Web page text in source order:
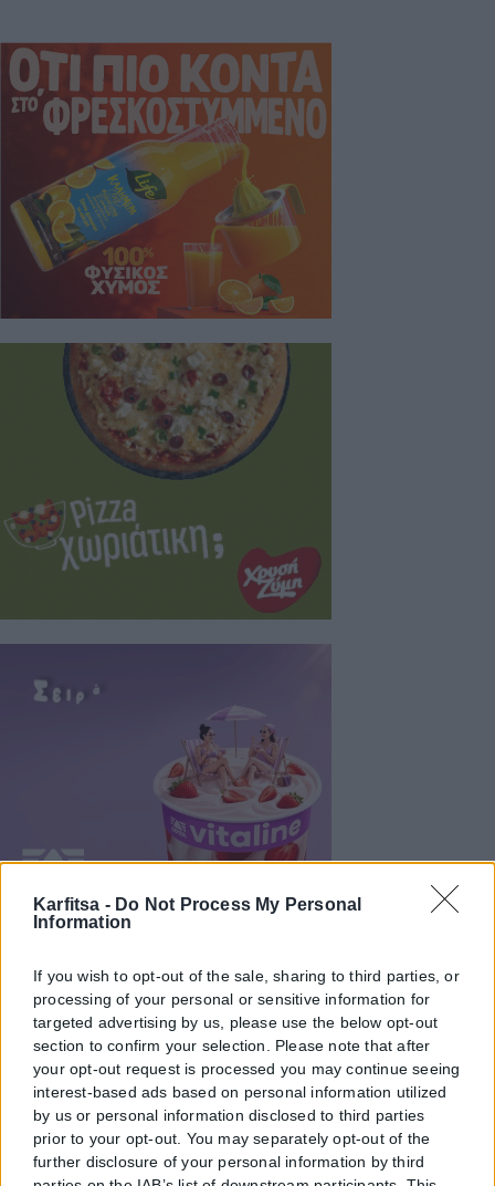
Karfitsa - Do Not Process My Personal
Information
If you wish to opt-out of the sale, sharing to third parties, or
processing of your personal or sensitive information for
targeted advertising by us, please use the below opt-out
section to confirm your selection. Please note that after
your opt-out request is processed you may continue seeing
interest-based ads based on personal information utilized
by us or personal information disclosed to third parties
prior to your opt-out. You may separately opt-out of the
further disclosure of your personal information by third